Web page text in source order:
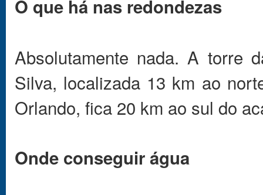
O que há nas redondezas
Absolutamente nada. A torre
Silva, localizada 13 km ao
Orlando, fica 20 km ao sul do
Onde conseguir água